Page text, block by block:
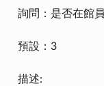
詢問：是否在館
預設：3
描述: